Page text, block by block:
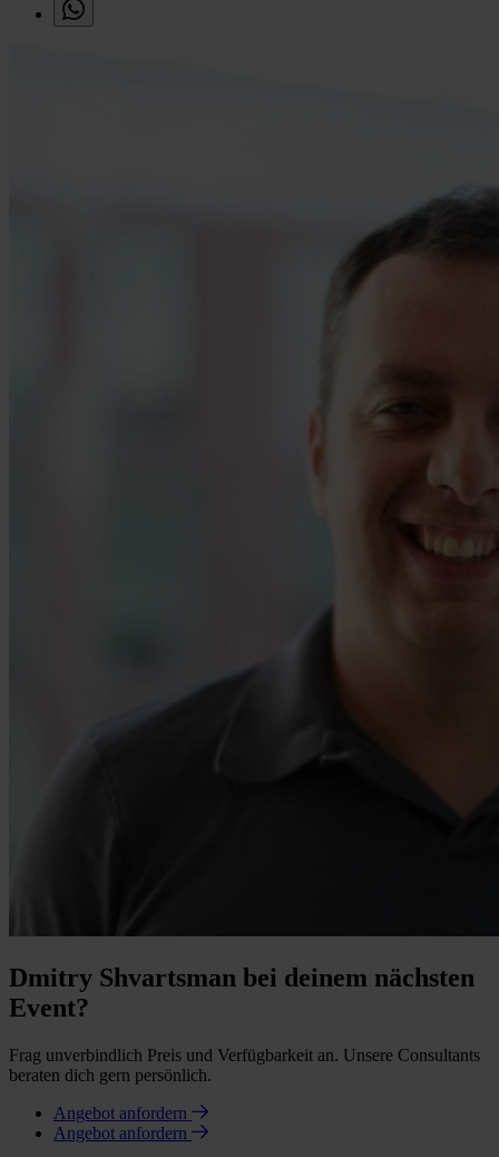
Dmitry Shvartsman bei deinem nächsten
Event?
Frag unverbindlich Preis und Verfügbarkeit an. Unsere Consultants
beraten dich gern persönlich.
Angebot anfordern
Angebot anfordern